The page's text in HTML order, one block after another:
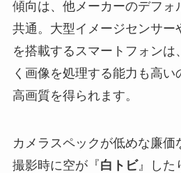
傾向は、他メーカーのデフォ
共通。大型イメージセンサー
を搭載するスマートフォンは
く画像を処理する能力も高い
高画質を得られます。
カメラスペックが低めな廉価
撮影時に空が『白トビ』した